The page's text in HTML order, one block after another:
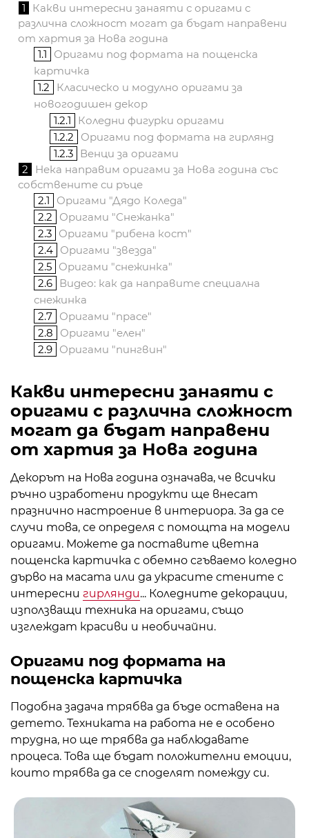
1
Какви интересни занаяти с оригами с
различна сложност могат да бъдат направени
от хартия за Нова година
1.1
Оригами под формата на пощенска
картичка
1.2
Класическо и модулно оригами за
новогодишен декор
1.2.1
Коледни фигурки оригами
1.2.2
Оригами под формата на гирлянд
1.2.3
Венци за оригами
2
Нека направим оригами за Нова година със
собствените си ръце
2.1
Оригами "Дядо Коледа"
2.2
Оригами "Снежанка"
2.3 Оригами "рибена кост"
2.4 Оригами "звезда"
2.5 Оригами "снежинка"
2.6 Видео: как да направите специална
снежинка
2.7 Оригами "прасе"
2.8
Оригами "елен"
2.9 Оригами "пингвин"
Какви интересни занаяти с
оригами с различна сложност
могат да бъдат направени
от хартия за Нова година
Декорът на Нова година означава, че всички
ръчно изработени продукти ще внесат
празнично настроение в интериора. За да се
случи това, се определя с помощта на модели
оригами. Можете да поставите цветна
пощенска картичка с обемно сгъваемо коледно
дърво на масата или да украсите стените с
интересни гирлянди... Коледните декорации,
използващи техника на оригами, също
изглеждат красиви и необичайни.
Оригами под формата на
пощенска картичка
Подобна задача трябва да бъде оставена на
детето. Техниката на работа не е особено
трудна, но ще трябва да наблюдавате
процеса. Това ще бъдат положителни емоции,
които трябва да се споделят помежду си.